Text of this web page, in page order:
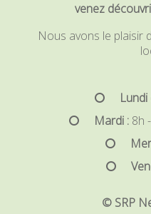
venez
Nous avons le plaisir
Lundi
Mardi : 8h
© SRP